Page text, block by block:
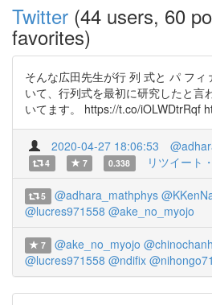
Twitter (44 users, 60
favorites)
そんな広田先生が行 列 式と パ フィ
いて、行列式を最初に研究したと言
いてます。 https://t.co/iOLWDtrRqf
2020-04-27 18:06:53
4 7 0.338 リツイート
5 @adhara_mathphys
@lucres971558 @ake_no_myojo
7 @ake_no_myojo
@lucres971558 @ndifix